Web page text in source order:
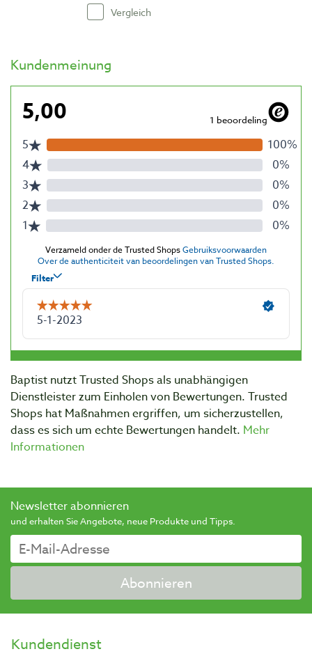
Vergleich
Kundenmeinung
Baptist nutzt Trusted Shops als unabhängigen
Dienstleister zum Einholen von Bewertungen. Trusted
Shops hat Maßnahmen ergriffen, um sicherzustellen,
dass es sich um echte Bewertungen handelt. Mehr
Informationen
Newsletter abonnieren
und erhalten Sie Angebote, neue Produkte und Tipps.
Abonnieren
Kundendienst